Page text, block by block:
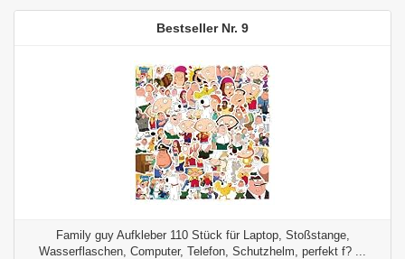
9
Family guy Aufkleber 110 Stück für Laptop, Stoßstange,
Wasserflaschen, Computer, Telefon, Schutzhelm, perfekt f? ...